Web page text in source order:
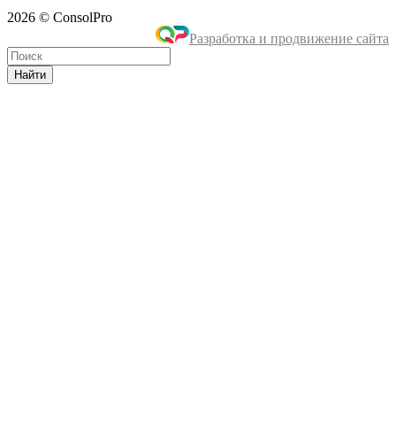
2026 © ConsolPro
Разработка и продвижение сайта
Найти